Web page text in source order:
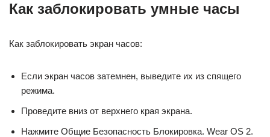
Как заблокировать умные часы
Как заблокировать экран часов:
Если экран часов затемнен, выведите их из спящего
режима.
Проведите вниз от верхнего края экрана.
Нажмите Общие Безопасность Блокировка. Wear OS 2.